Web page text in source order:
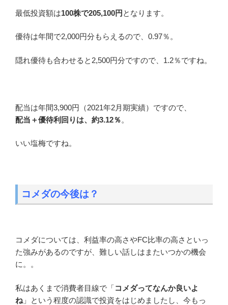
最低投資額は100株で205,100円 となります。
優待は年間で2,000円分もらえるので、0.97％。
隠れ優待も合わせると2,500円分ですので、1.2％ですね。
配当は年間3,900円（2021年2月期実績）ですので、
配当＋優待利回りは、約3.12％。
いい塩梅ですね。
コメダの今後は？
コメダについては、利益率の高さやFC比率の高さといっ
た強みがあるのですが、難しい話しはまたいつかの機会
に。。
私はあくまで消費者目線で「コメダってなんか良いよ
ね 」という程度の認識で投資をはじめましたし、今もっ